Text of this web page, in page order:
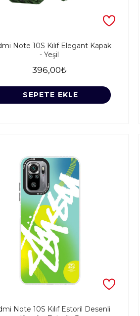
Note 10S Kılıf Elegant Kapak
- Yeşil
396,00₺
SEPETE EKLE
Note 10S Kılıf Estoril Desenli